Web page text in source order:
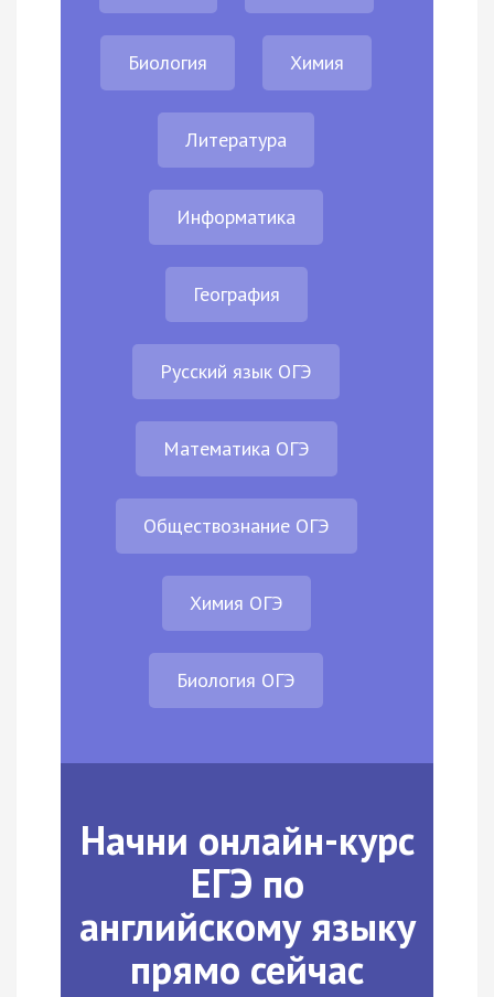
Биология Химия
Литература
Информатика
География
Русский язык ОГЭ
Математика ОГЭ
Обществознание ОГЭ
Химия ОГЭ
Биология ОГЭ
Начни онлайн-курс
ЕГЭ по
английскому языку
прямо сейчас